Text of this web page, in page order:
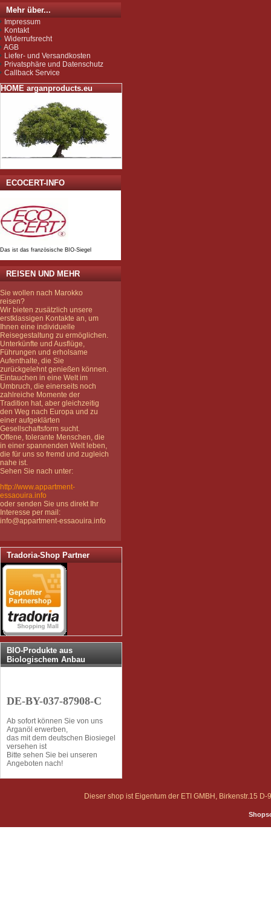
der sog. Novel-Food-VO.
Seit Juli 2012 sind wir für das
Argan Speiseöl BIO-zertifiziert
gemäß EG-Öko-Verordnung
durch DE-ÖKO-037 (Marokko
Landwirtschaft)
Mehr über...
Impressum
Kontakt
Widerrufsrecht
AGB
Liefer- und Versandkosten
Privatsphäre und Datenschutz
Callback Service
HOME arganproducts.eu
ECOCERT-INFO
Das ist das französische BIO-Siegel
REISEN UND MEHR
Sie wollen nach Marokko
reisen?
Wir bieten zusätzlich unsere
erstklassigen Kontakte an, um
Ihnen eine individuelle
Reisegestaltung zu ermöglichen.
Unterkünfte und Ausflüge,
Führungen und erholsame
Aufenthalte, die Sie
zurückgelehnt genießen können.
Eintauchen in eine Welt im
Umbruch, die einerseits noch
zahlreiche Momente der
Tradition hat, aber gleichzeitig
den Weg nach Europa und zu
einer aufgeklärten
Gesellschaftsform sucht.
Offene, tolerante Menschen, die
in einer spannenden Welt leben,
die für uns so fremd und zugleich
nahe ist.
Sehen Sie nach unter:
http://www.appartment-
essaouira.info
oder senden Sie uns direkt Ihr
Interesse per mail:
info@appartment-essaouira.info
Tradoria-Shop Partner
BIO-Produkte aus
Biologischem Anbau
DE-BY-037-87908-C
Ab sofort können Sie von uns
Arganöl erwerben,
das mit dem deutschen Biosiegel
versehen ist
Bitte sehen Sie bei unseren
Angeboten nach!
Dieser shop ist Eigentum der ETI GMBH, Birkenstr.15